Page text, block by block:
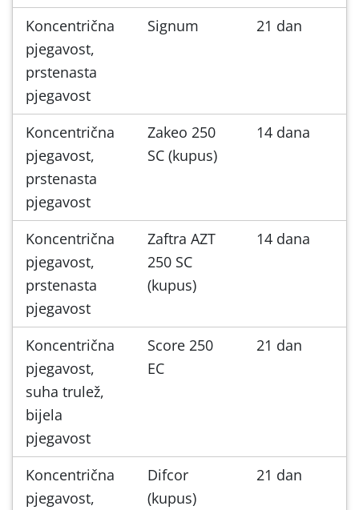
Koncentrična
pjegavost,
prstenasta
pjegavost
Signum 21 dan
Koncentrična
pjegavost,
prstenasta
pjegavost
Zakeo 250
SC (kupus)
14 dana
Koncentrična
pjegavost,
prstenasta
pjegavost
Zaftra AZT
250 SC
(kupus)
14 dana
Koncentrična
pjegavost,
suha trulež,
bijela
pjegavost
Score 250
EC
21 dan
Koncentrična
pjegavost,
Difcor
(kupus)
21 dan